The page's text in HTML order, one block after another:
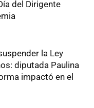
del Dirigente
la Ley
diputada Paulina
impactó en el